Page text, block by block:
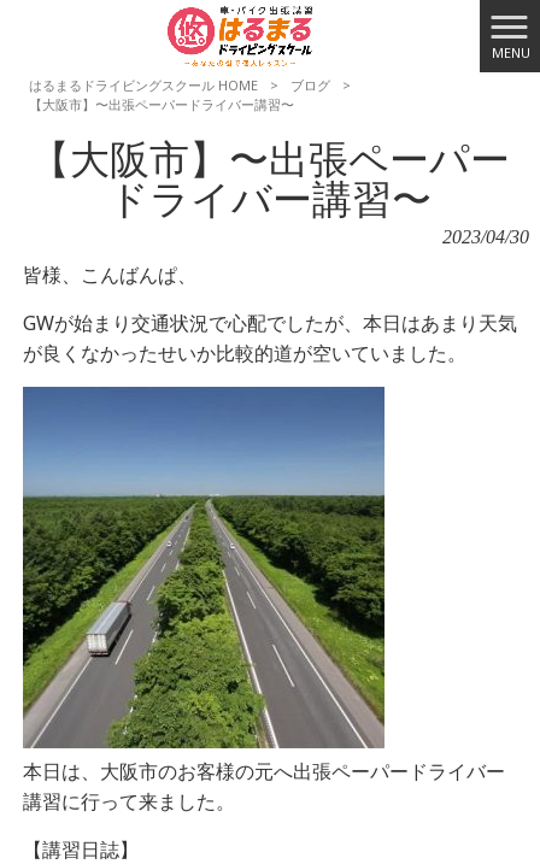
MENU
はるまるドライビングスクール HOME
> ブログ
>
【大阪市】〜出張ペーパードライバー講習〜
【大阪市】〜出張ペーパー
ドライバー講習〜
2023/04/30
皆様、こんばんぱ、
GWが始まり交通状況で心配でしたが、本日はあまり天気
が良くなかったせいか比較的道が空いていました。
本日は、大阪市のお客様の元へ出張ペーパードライバー
講習に行って来ました。
【講習日誌】